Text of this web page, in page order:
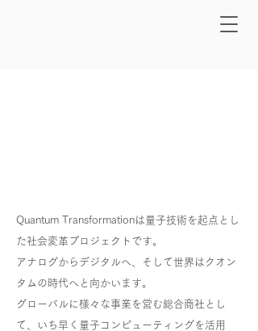
Quantum Transformationは量子技術を起点とし
た社会変革プロジェクトです。
アナログからデジタルへ、そして世界はクオン
タムの時代へと向かいます。
グローバルに様々な事業を営む総合商社とし
て、いち早く量子コンピューティングを活用